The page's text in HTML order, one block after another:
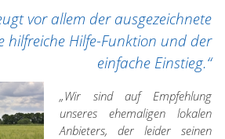
vor allem der ausgezeichnete
hilfreiche Hilfe-Funktion und der
einfache Einstieg.“
„Wir sind auf Empfehlung
unseres ehemaligen lokalen
Anbieters, der leider seinen